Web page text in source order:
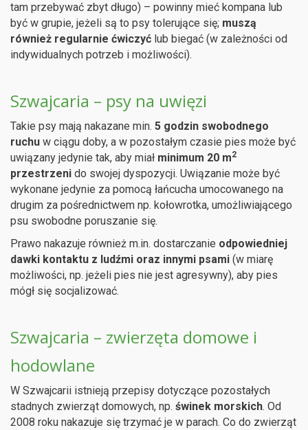
tam przebywać zbyt długo) – powinny mieć kompana lub
być w grupie, jeżeli są to psy tolerujące się; muszą
również regularnie ćwiczyć lub biegać (w zależności od
indywidualnych potrzeb i możliwości).
Szwajcaria – psy na uwięzi
Takie psy mają nakazane min. 5 godzin swobodnego
ruchu w ciągu doby, a w pozostałym czasie pies może być
uwiązany jedynie tak, aby miał minimum 20 m2
przestrzeni do swojej dyspozycji. Uwiązanie może być
wykonane jedynie za pomocą łańcucha umocowanego na
drugim za pośrednictwem np. kołowrotka, umożliwiającego
psu swobodne poruszanie się.
Prawo nakazuje również m.in. dostarczanie odpowiedniej
dawki kontaktu z ludźmi oraz innymi psami (w miarę
możliwości, np. jeżeli pies nie jest agresywny), aby pies
mógł się socjalizować.
Szwajcaria – zwierzęta domowe i
hodowlane
W Szwajcarii istnieją przepisy dotyczące pozostałych
stadnych zwierząt domowych, np. świnek morskich. Od
2008 roku nakazuje się trzymać je w parach. Co do zwierząt